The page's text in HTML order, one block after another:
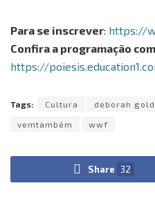
Para se inscrever: https://
Confira a programação
https://
Tags: Cultura deborah
vemtambém wwf
Share 32